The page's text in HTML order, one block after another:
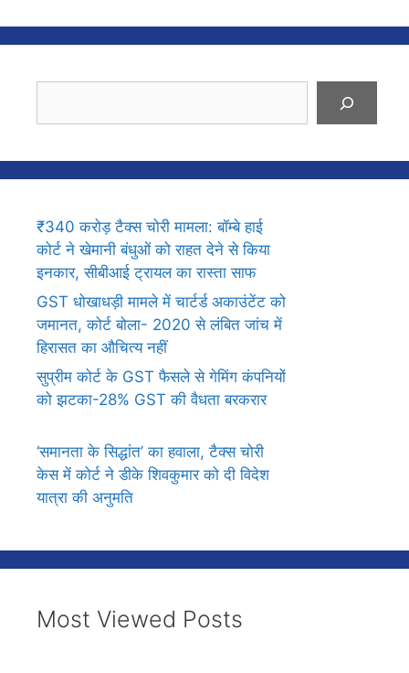
₹340 करोड़ टैक्स चोरी मामला: बॉम्बे हाई
कोर्ट ने खेमानी बंधुओं को राहत देने से किया
इनकार, सीबीआई ट्रायल का रास्ता साफ
GST धोखाधड़ी मामले में चार्टर्ड अकाउंटेंट को
जमानत, कोर्ट बोला- 2020 से लंबित जांच में
हिरासत का औचित्य नहीं
सुप्रीम कोर्ट के GST फैसले से गेमिंग कंपनियों
को झटका-28% GST की वैधता बरकरार
‘समानता के सिद्धांत’ का हवाला, टैक्स चोरी
केस में कोर्ट ने डीके शिवकुमार को दी विदेश
यात्रा की अनुमति
Most Viewed Posts